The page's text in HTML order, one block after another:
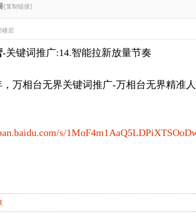
[复制链接]
楼层
-关键词推广:14.智能拉新放量节奏
万相台无界关键词推广-万相台无界精准
s/